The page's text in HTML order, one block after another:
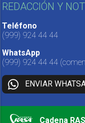
REDACCIÓN Y
Teléfono
(999) 924 44 44
WhatsApp
(999) 924 44 44
ENVIAR
Cadena